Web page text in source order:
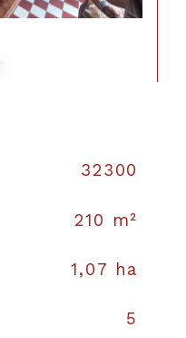
32300
210 m²
1,07 ha
5